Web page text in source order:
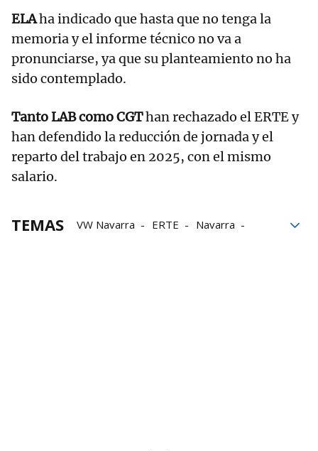
ELAha indicado que hasta que no tenga la
memoria y el informe técnico no va a
pronunciarse, ya que su planteamiento no ha
sido contemplado.
Tanto LAB como CGThan rechazado el ERTE y
han defendido la reducción de jornada y el
reparto del trabajo en 2025, con el mismo
salario.
TEMAS VW Navarra ERTE
Navarra